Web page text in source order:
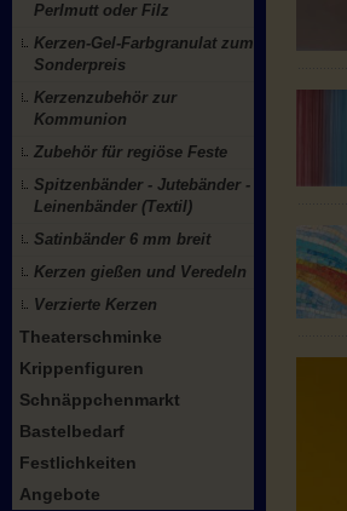
Perlmutt oder Filz
Kerzen-Gel-Farbgranulat zum
Sonderpreis
Kerzenzubehör zur
Kommunion
Zubehör für regiöse Feste
Spitzenbänder - Jutebänder -
Leinenbänder (Textil)
Satinbänder 6 mm breit
Kerzen gießen und Veredeln
Verzierte Kerzen
Theaterschminke
Krippenfiguren
Schnäppchenmarkt
Bastelbedarf
Festlichkeiten
Angebote